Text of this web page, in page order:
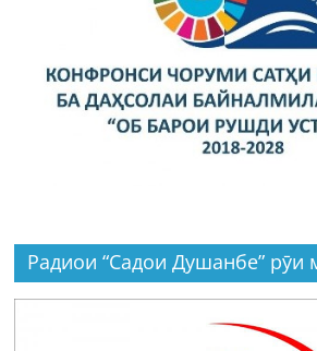
Радиои “Садои Душанбе” рӯи